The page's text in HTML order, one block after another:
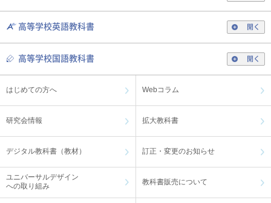
高等学校英語教科書 開く
高等学校国語教科書 開く
はじめての方へ Webコラム
研究会情報 拡大教科書
デジタル教科書（教材） 訂正・変更のお知らせ
ユニバーサルデザイン
への取り組み
教科書販売について